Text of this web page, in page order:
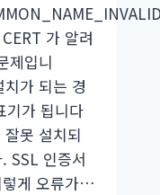
가 알려
제입니
가 되는 경
기가 됩니다
못 설치되
SSL 인증서
렇게 오류가…